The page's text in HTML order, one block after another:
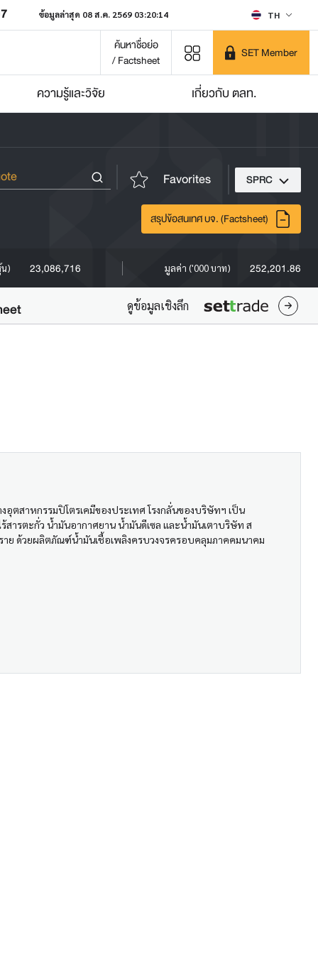
ข้อมูลล่าสุด 08 ส.ค. 2569 03:20:14 TH
ค้นหาชื่อย่อ
/ Factsheet
SET Member
ความรู้และวิจัย เกี่ยวกับ ตลท.
Favorites SPRC
สรุปข้อสนเทศ บจ. (Factsheet)
) 23,086,716 มูลค่า ('000 บาท) 252,201.86
ดูข้อมูลเชิงลึก
ตสาหกรรมปิโตรเคมีของประเทศ โรงกลั่นของบริษัทฯ เป็น
ารตะกั่ว น้ำมันอากาศยาน น้ำมันดีเซล และน้ำมันเตาบริษัท ส
าย ด้วยผลิตภัณฑ์น้ำมันเชื้อเพลิงครบวงจรครอบคลุมภาคคมนาคม